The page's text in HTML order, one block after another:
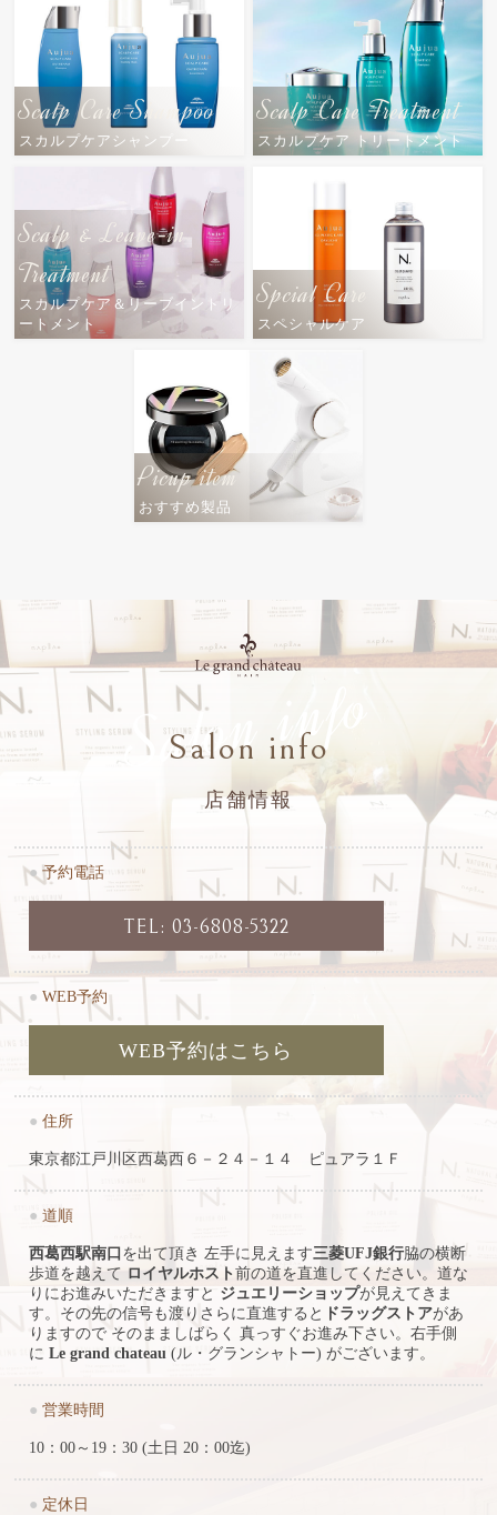
Scalp Care Shampoo
スカルプケアシャンプー
Scalp Care Treatment
スカルプケア トリートメント
Scalp & Leave-in
Treatment
スカルプケア＆リーブイントリ
ートメント
Spcial Care
スペシャルケア
Picup item
おすすめ製品
Salon info
Salon info
店舗情報
●予約電話
TEL: 03-6808-5322
● WEB予約
WEB予約はこちら
● 住所
東京都江戸川区西葛西６－２４－１４ ピュアラ１Ｆ
● 道順
西葛西駅南口 を出て頂き 左手に見えます三菱UFJ銀行脇の横断
歩道を越えて ロイヤルホスト前の道を直進してください。道な
りにお進みいただきますと ジュエリーショップが見えてきま
す。その先の信号も渡りさらに直進すると ドラッグストアがあ
りますので そのまましばらく 真っすぐお進み下さい。右手側
に Le grand chateau (ル・グランシャトー) がございます。
● 営業時間
10：00～19：30 (土日 20：00迄)
● 定休日